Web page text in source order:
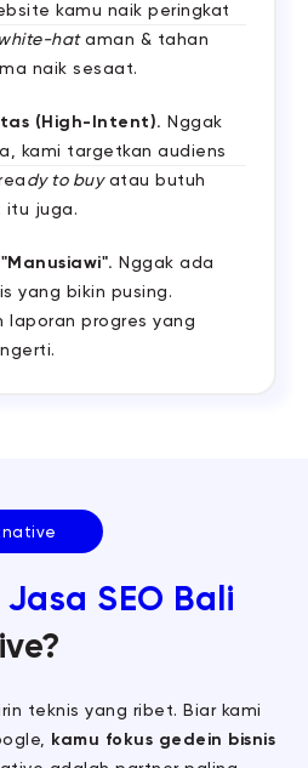
kamu naik peringkat
white-hataman & tahan
naik sesaat.
(High-Intent). Nggak
kami targetkan audiens
dy to buyatau butuh
itu juga.
Nggak ada
yang bikin pusing.
laporan progres yang
Jasa SEO Bali
teknis yang ribet. Biar kami
kamu fokus gedein bisnis